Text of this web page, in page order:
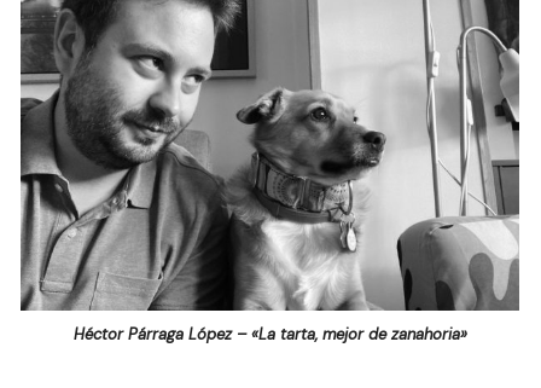
Héctor Párraga López – «La tarta, mejor de zanahoria»